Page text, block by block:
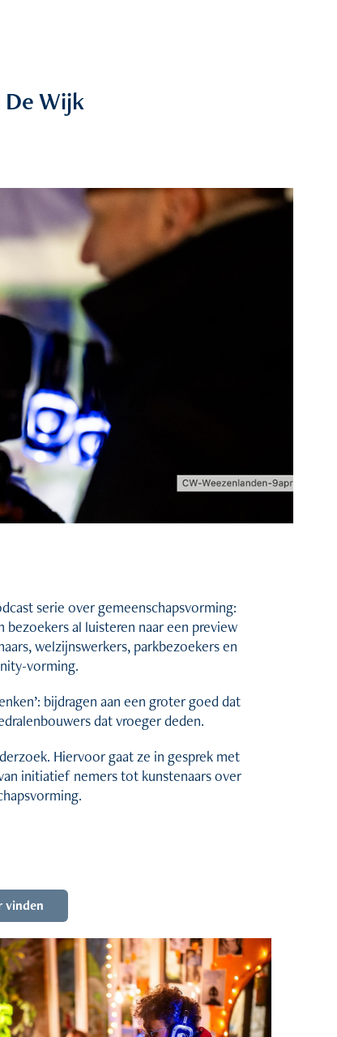
Wijk
serie over gemeenschapsvorming:
al luisteren naar een preview
welzijnswerkers, parkbezoekers en
vorming.
bijdragen aan een groter goed dat
dat vroeger deden.
Hiervoor gaat ze in gesprek met
initiatief nemers tot kunstenaars over
vinden